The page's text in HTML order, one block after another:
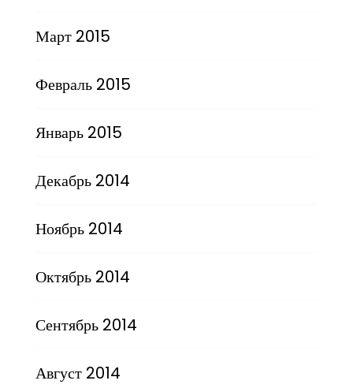
Март 2015
Февраль 2015
Январь 2015
Декабрь 2014
Ноябрь 2014
Октябрь 2014
Сентябрь 2014
Август 2014